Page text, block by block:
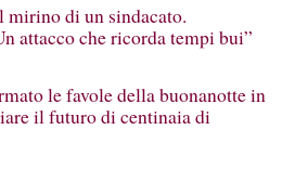
di un sindacato.
attacco che ricorda tempi bui”
le favole della buonanotte in
il futuro di centinaia di